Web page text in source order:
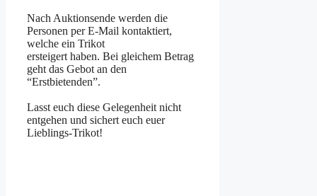
Nach Auktionsende werden die
Personen per E-Mail kontaktiert,
welche ein Trikot
ersteigert haben. Bei gleichem Betrag
geht das Gebot an den
“Erstbietenden”.
Lasst euch diese Gelegenheit nicht
entgehen und sichert euch euer
Lieblings-Trikot!